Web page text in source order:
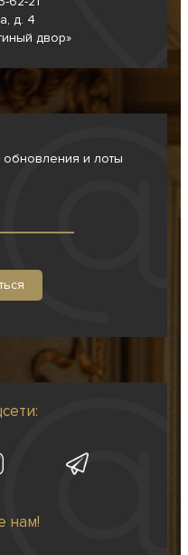
д. 4
двор»
обновления и лоты
нам!